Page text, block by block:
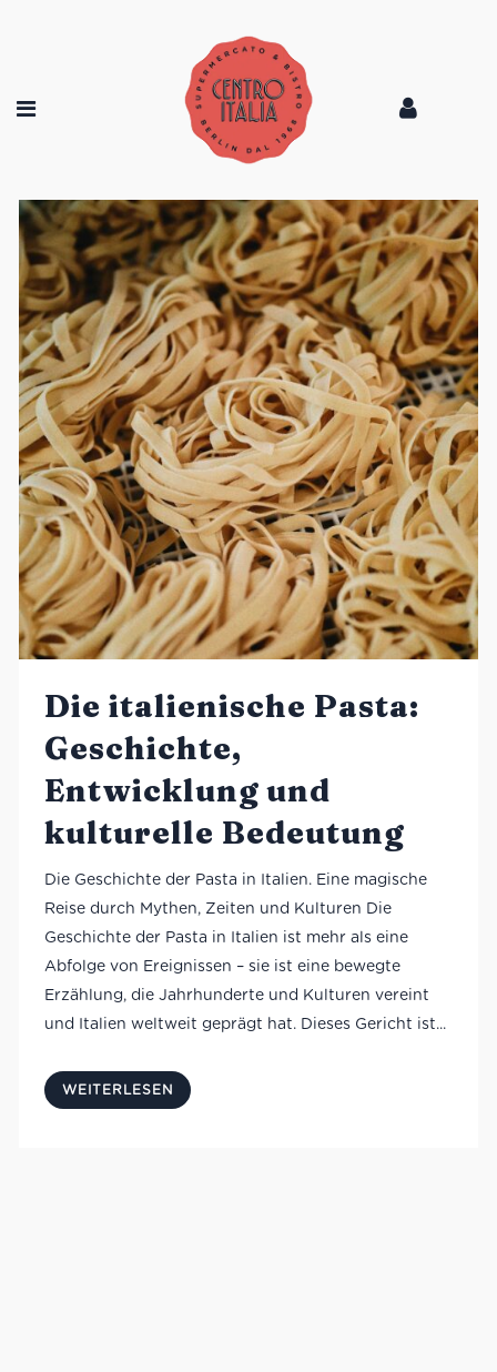
Die italienische Pasta:
Geschichte,
Entwicklung und
kulturelle Bedeutung
Die Geschichte der Pasta in Italien. Eine magische
Reise durch Mythen, Zeiten und Kulturen Die
Geschichte der Pasta in Italien ist mehr als eine
Abfolge von Ereignissen – sie ist eine bewegte
Erzählung, die Jahrhunderte und Kulturen vereint
und Italien weltweit geprägt hat. Dieses Gericht ist...
WEITERLESEN